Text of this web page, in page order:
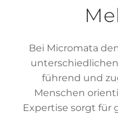
Bei Micromata
führend und
Menschen
Expertise sorgt für